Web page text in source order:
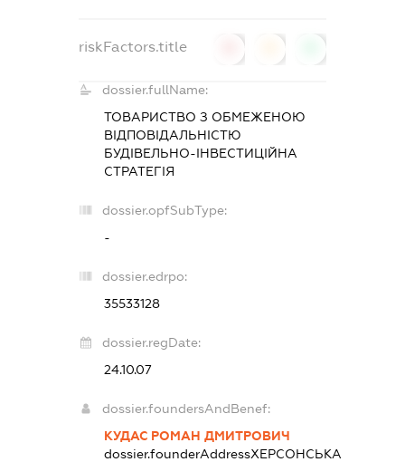
riskFactors.title
dossier.fullName:
ТОВАРИСТВО З ОБМЕЖЕНОЮ
ВІДПОВІДАЛЬНІСТЮ
БУДІВЕЛЬНО-ІНВЕСТИЦІЙНА
СТРАТЕГІЯ
dossier.opfSubType:
-
dossier.edrpo:
35533128
dossier.regDate:
24.10.07
dossier.foundersAndBenef:
КУДАС РОМАН ДМИТРОВИЧ
dossier.founderAddressХЕРСОНСЬКА